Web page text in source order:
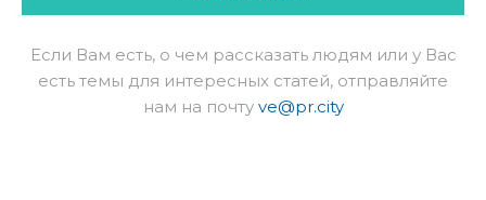
Если Вам есть, о чем рассказать людям или у Вас
есть темы для интересных статей, отправляйте
нам на почту ve@pr.city